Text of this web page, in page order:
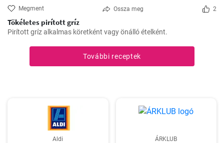
Megment Ossza meg 2
Tökéletes pirított gríz
Pirított gríz alkalmas köretként vagy önálló ételként.
További receptek
Aldi ÁRKLUB